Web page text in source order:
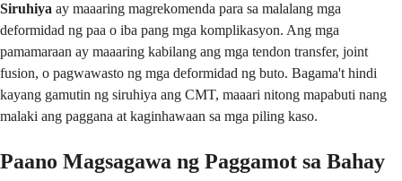
Siruhiya ay maaaring magrekomenda para sa malalang mga
deformidad ng paa o iba pang mga komplikasyon. Ang mga
pamamaraan ay maaaring kabilang ang mga tendon transfer, joint
fusion, o pagwawasto ng mga deformidad ng buto. Bagama't hindi
kayang gamutin ng siruhiya ang CMT, maaari nitong mapabuti nang
malaki ang paggana at kaginhawaan sa mga piling kaso.
Paano Magsagawa ng Paggamot sa Bahay